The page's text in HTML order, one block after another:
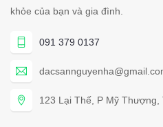
khỏe của bạn và gia đình.
091 379 0137
123 Lại Thế, P Mỹ Thượng,